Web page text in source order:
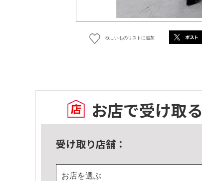
欲しいものリストに追加
お店で受け取る
受け取り店舗：
お店を選ぶ